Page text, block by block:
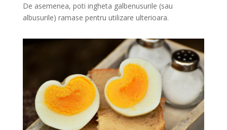
De asemenea, poti ingheta galbenusurile (sau
albusurile) ramase pentru utilizare ulterioara.